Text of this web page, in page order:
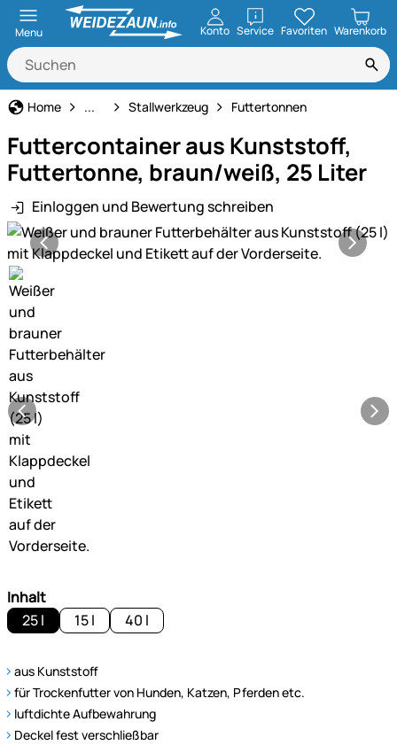
Menu Konto ServiceöffnenFavoriten Warenkorb
Home Haus und Hof
... Stallwerkzeug Futtertonnen
Futtercontainer aus Kunststoff,
Futtertonne, braun/weiß, 25 Liter
Einloggen und Bewertung schreiben
Produktgalerie
Inhalt
25 l
15 l 40 l
aus Kunststoff
für Trockenfutter von Hunden, Katzen, Pferden etc.
luftdichte Aufbewahrung
Deckel fest verschließbar